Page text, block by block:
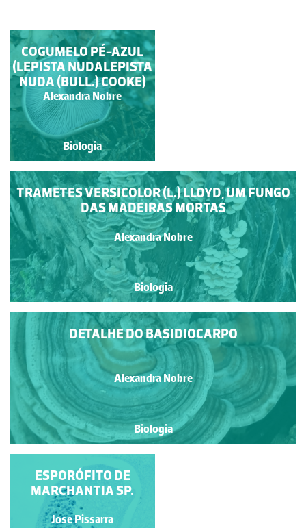
ESTRELA-DA-TERRA
Alexandra Nobre
Biologia
COGUMELO PÉ-AZUL
(LEPISTA NUDALEPISTA
NUDA (BULL.) COOKE)
Alexandra Nobre
Biologia
TRAMETES VERSICOLOR (L.) LLOYD, UM FUNGO
DAS MADEIRAS MORTAS
Alexandra Nobre
Biologia
DETALHE DO BASIDIOCARPO
Alexandra Nobre
Biologia
HYPHOLOMA
FASCICULARE (HUDS.)
P. KUMM. A CRESCER
NUM TRONCO
Alexandra Nobre
ESPORÓFITO DE
MARCHANTIA SP.
Jose Pissarra